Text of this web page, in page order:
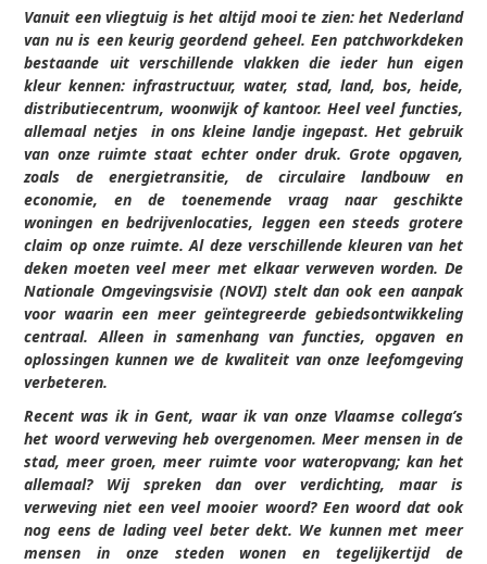
Vanuit een vliegtuig is het altijd mooi te zien: het Nederland
van nu is een keurig geordend geheel. Een patchworkdeken
bestaande uit verschillende vlakken die ieder hun eigen
kleur kennen: infrastructuur, water, stad, land, bos, heide,
distributiecentrum, woonwijk of kantoor. Heel veel functies,
allemaal netjes in ons kleine landje ingepast. Het gebruik
van onze ruimte staat echter onder druk. Grote opgaven,
zoals de energietransitie, de circulaire landbouw en
economie, en de toenemende vraag naar geschikte
woningen en bedrijvenlocaties, leggen een steeds grotere
claim op onze ruimte. Al deze verschillende kleuren van het
deken moeten veel meer met elkaar verweven worden. De
Nationale Omgevingsvisie (NOVI) stelt dan ook een aanpak
voor waarin een meer geïntegreerde gebiedsontwikkeling
centraal. Alleen in samenhang van functies, opgaven en
oplossingen kunnen we de kwaliteit van onze leefomgeving
verbeteren.
Recent was ik in Gent, waar ik van onze Vlaamse collega’s
het woord verweving heb overgenomen. Meer mensen in de
stad, meer groen, meer ruimte voor wateropvang; kan het
allemaal? Wij spreken dan over verdichting, maar is
verweving niet een veel mooier woord? Een woord dat ook
nog eens de lading veel beter dekt. We kunnen met meer
mensen in onze steden wonen en tegelijkertijd de